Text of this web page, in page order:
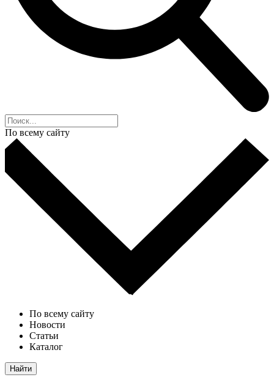
По всему сайту
По всему сайту
Новости
Статьи
Каталог
Найти